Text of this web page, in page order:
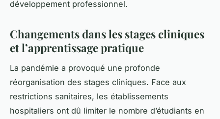
développement professionnel.
Changements dans les stages cliniques
et l’apprentissage pratique
La pandémie a provoqué une profonde
réorganisation des stages cliniques. Face aux
restrictions sanitaires, les établissements
hospitaliers ont dû limiter le nombre d’étudiants en